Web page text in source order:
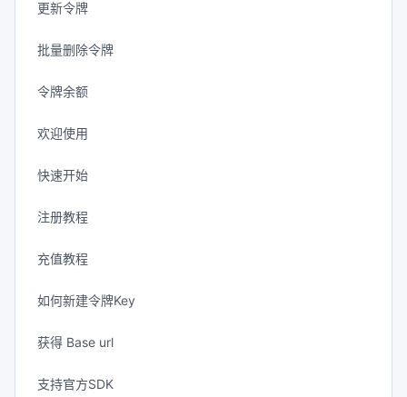
更新令牌
批量删除令牌
令牌余额
欢迎使用
快速开始
注册教程
充值教程
如何新建令牌Key
获得 Base url
支持官方SDK